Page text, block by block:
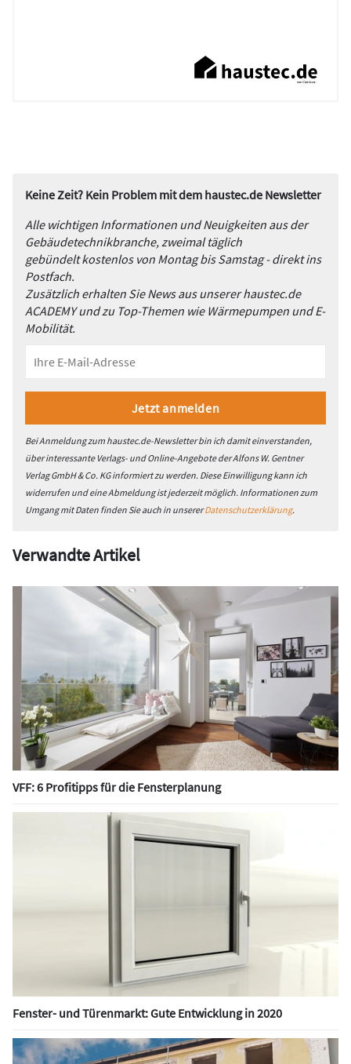
Keine Zeit? Kein Problem mit dem haustec.de Newsletter
Alle wichtigen Informationen und Neuigkeiten aus der
Gebäudetechnikbranche, zweimal täglich
gebündelt kostenlos von Montag bis Samstag - direkt ins
Postfach.
Zusätzlich erhalten Sie News aus unserer haustec.de
ACADEMY und zu Top-Themen wie Wärmepumpen und E-
Mobilität.
Bei Anmeldung zum haustec.de-Newsletter bin ich damit einverstanden,
über interessante Verlags- und Online-Angebote der Alfons W. Gentner
Verlag GmbH & Co. KG informiert zu werden. Diese Einwilligung kann ich
widerrufen und eine Abmeldung ist jederzeit möglich. Informationen zum
Umgang mit Daten finden Sie auch in unsererDatenschutzerklärung.
Verwandte Artikel
VFF: 6 Profitipps für die Fensterplanung
Fenster- und Türenmarkt: Gute Entwicklung in 2020